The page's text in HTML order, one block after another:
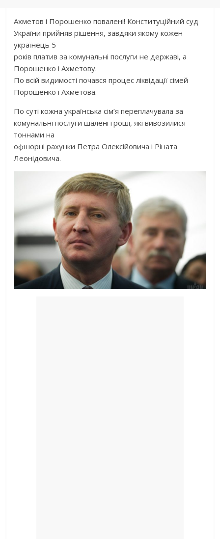
Ахметов і Порошенко повалені! Конституційний суд
України прийняв рішення, завдяки якому кожен
українець 5
років платив за комунальні послуги не державі, а
Порошенко і Ахметову.
По всій видимості почався процес ліквідації сімей
Порошенко і Ахметова.
По суті кожна українська сім’я переплачувала за
комунальні послуги шалені гроші, які вивозилися
тоннами на
офшорні рахунки Петра Олексійовича і Ріната
Леонідовича.